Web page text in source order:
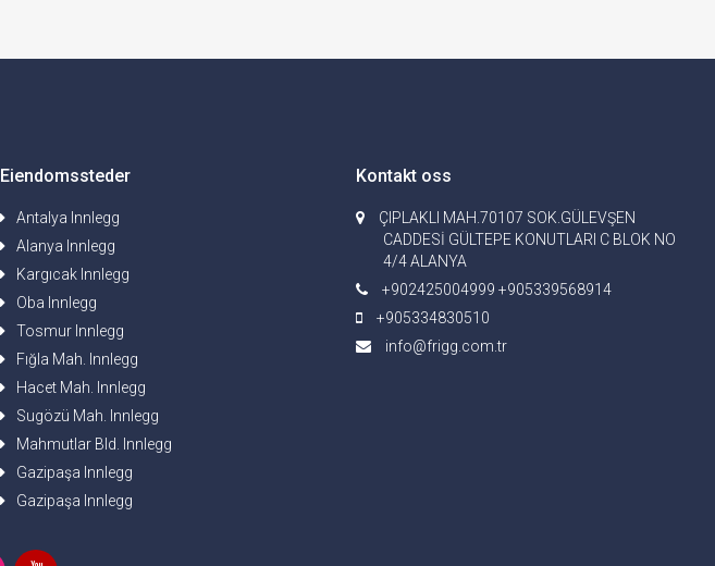
Eiendomssteder
Antalya Innlegg
Alanya Innlegg
Kargıcak Innlegg
Oba Innlegg
Tosmur Innlegg
Fığla Mah. Innlegg
Hacet Mah. Innlegg
Sugözü Mah. Innlegg
Mahmutlar Bld. Innlegg
Gazipaşa Innlegg
Gazipaşa Innlegg
Kontakt oss
ÇIPLAKLI MAH.70107 SOK.GÜLEVŞEN
CADDESİ GÜLTEPE KONUTLARI C BLOK NO
4/4 ALANYA
+902425004999 +905339568914
+905334830510
info@frigg.com.tr